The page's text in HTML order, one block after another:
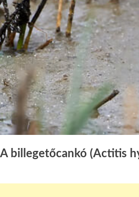
A billegetőcankó (Actitis